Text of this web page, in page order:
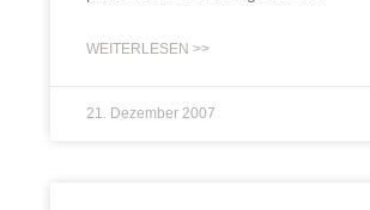
WEITERLESEN >>
21. Dezember 2007